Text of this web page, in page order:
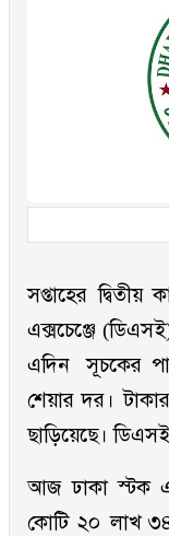
সপ্তাহের
এক্সচেঞ্জে
এদিন সূচকের
শেয়ার দর।
ছাড়িয়েছে।
আজ ঢাকা স্টক
কোটি ২০ লাখ